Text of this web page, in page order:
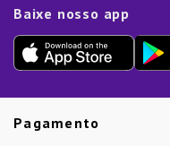
Lista de Presentes
Dia das Mães
Dia dos Pais
Presente de Natal
Baixe nosso app
Pagamento